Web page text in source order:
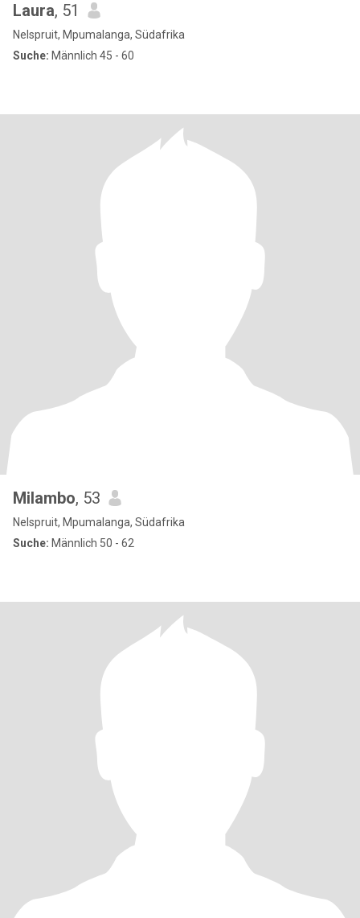
Laura, 51
Nelspruit, Mpumalanga, Südafrika
Suche: Männlich 45 - 60
Milambo, 53
Nelspruit, Mpumalanga, Südafrika
Suche: Männlich 50 - 62